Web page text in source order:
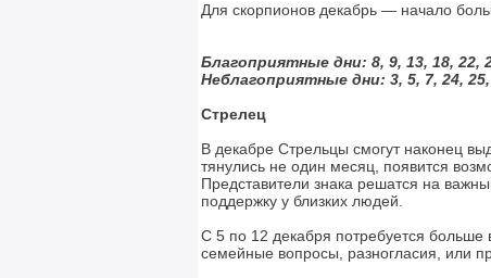
Для скорпионов декабрь — начало
Благоприятные дни: 8, 9, 13, 18, 22,
Неблагоприятные дни: 3, 5, 7, 24,
Стрелец
В декабре Стрельцы смогут наконец
тянулись не один месяц, появится
Представители знака решатся на
поддержку у близких людей.
С 5 по 12 декабря потребуется больше
семейные вопросы, разногласия, или